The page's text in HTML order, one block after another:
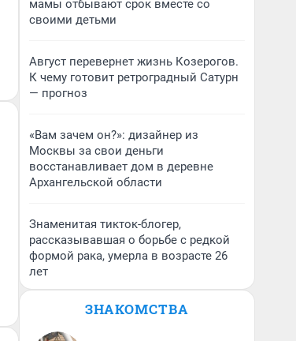
мамы отбывают срок вместе со
своими детьми
Август перевернет жизнь Козерогов.
К чему готовит ретроградный Сатурн
— прогноз
«Вам зачем он?»: дизайнер из
Москвы за свои деньги
восстанавливает дом в деревне
Архангельской области
Знаменитая тикток-блогер,
рассказывавшая о борьбе с редкой
формой рака, умерла в возрасте 26
лет
ЗНАКОМСТВА